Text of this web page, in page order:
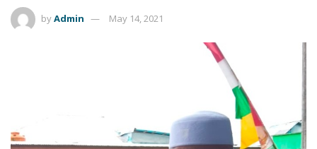
byAdmin May 14, 2021